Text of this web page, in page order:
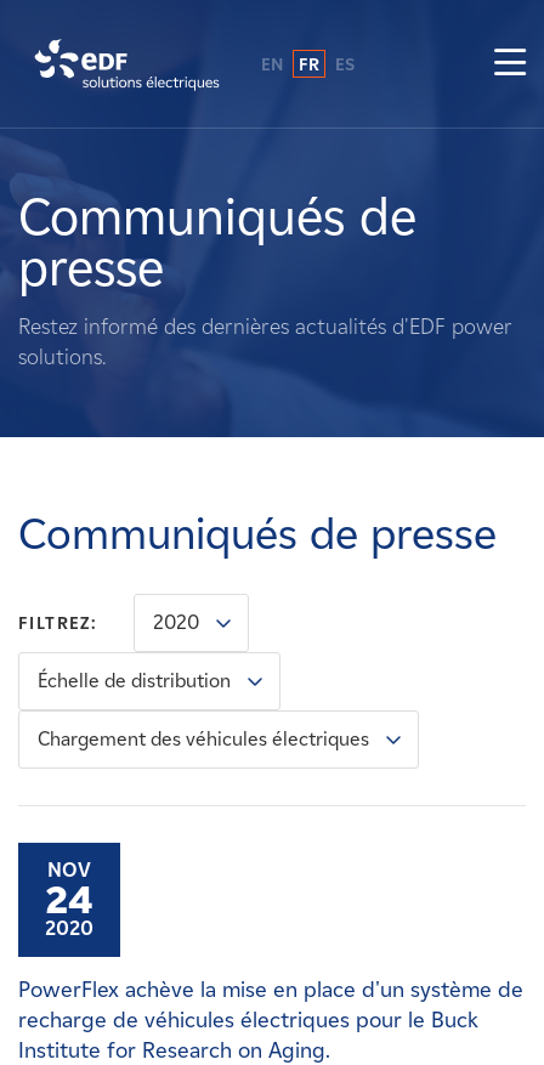
A propos de nous
Ce que nous faisons
Propriétaires fonciers
Carrières
Nouvelles
Contactez-nous
Affiliés
EN FR ES
Communiqués de
presse
Restez informé des dernières actualités d'EDF power
solutions.
Communiqués de presse
FILTREZ: 2020
Échelle de distribution
Chargement des véhicules électriques
NOV
24
2020
PowerFlex achève la mise en place d'un système de
recharge de véhicules électriques pour le Buck
Institute for Research on Aging.